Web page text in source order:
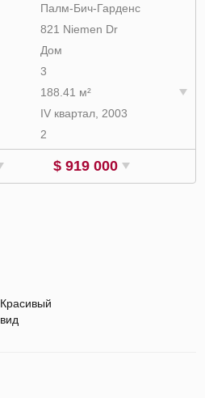
Палм-Бич-Гарденс
821 Niemen Dr
Дом
3
188.41 м²
IV квартал, 2003
2
$ 919 000
Красивый
вид